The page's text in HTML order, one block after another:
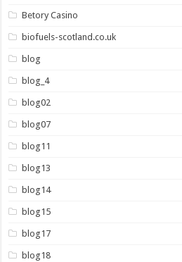
Betory Casino
biofuels-scotland.co.uk
blog
blog_4
blog02
blog07
blog11
blog13
blog14
blog15
blog17
blog18